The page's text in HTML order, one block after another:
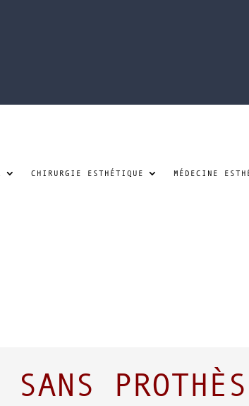
CHIRURGIE ESTHÉTIQUE MÉDECINE